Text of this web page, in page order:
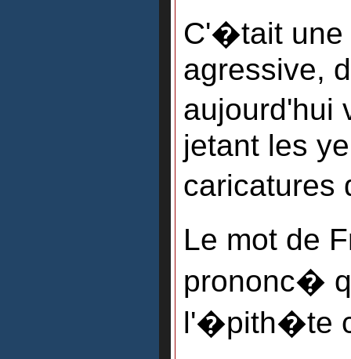
C'�tait une
agressive,
aujourd'hui
jetant les
Le mot de
prononc�
l'�pith�te